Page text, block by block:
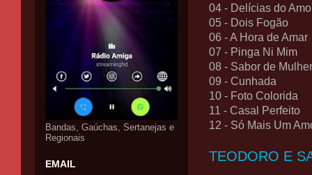
04 - Delícias do
05 - Dois Fogão
06 - A Hora de Amar
07 - Pinga Ni Mim
08 - Sabor de Mulher
09 - Cunhada
10 - Foto Colorida
11 - Casal Perfeito
12 - Só Mais Um
TEODORO E
Bandas, Gaúchas, Sertanejas e
Regionais
EMAIL